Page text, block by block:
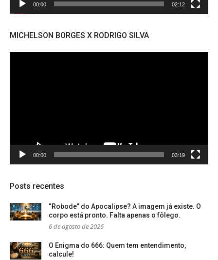
00:00 02:12
MICHELSON BORGES X RODRIGO SILVA
00:00 03:19
Posts recentes
“Robode” do Apocalipse? A imagem já existe. O
corpo está pronto. Falta apenas o fôlego.
6 de agosto de 2026
O Enigma do 666: Quem tem entendimento,
calcule!